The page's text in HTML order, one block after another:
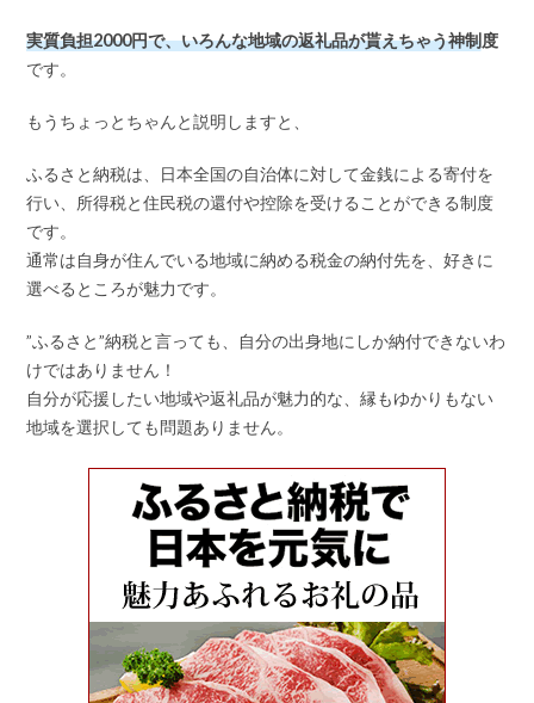
実質負担2000円で、いろんな地域の返礼品が貰えちゃう神制度
です。
もうちょっとちゃんと説明しますと、
ふるさと納税は、日本全国の自治体に対して金銭による寄付を
行い、所得税と住民税の還付や控除を受けることができる制度
です。
通常は自身が住んでいる地域に納める税金の納付先を、好きに
選べるところが魅力です。
”ふるさと”納税と言っても、自分の出身地にしか納付できないわ
けではありません！
自分が応援したい地域や返礼品が魅力的な、縁もゆかりもない
地域を選択しても問題ありません。